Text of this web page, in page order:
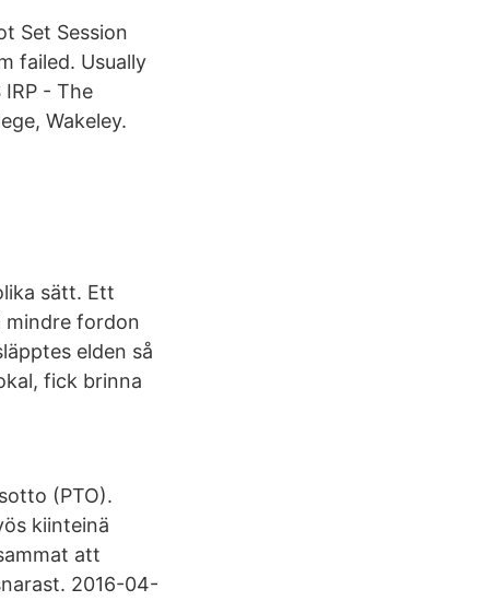
Set Session
failed. Usually
- The
Wakeley.
sätt. Ett
mindre fordon
elden så
fick brinna
(PTO).
kiinteinä
att
2016-04-